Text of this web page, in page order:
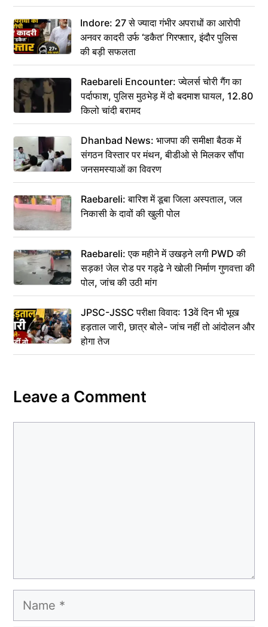
कहा– अंतिम संस्कार कर दीजिए हम नहीं आ पाएंगे
Indore: 27 से ज्यादा गंभीर अपराधों का आरोपी
अनवर कादरी उर्फ ‘डकैत’ गिरफ्तार, इंदौर पुलिस
की बड़ी सफलता
Raebareli Encounter: ज्वेलर्स चोरी गैंग का
पर्दाफाश, पुलिस मुठभेड़ में दो बदमाश घायल, 12.80
किलो चांदी बरामद
Dhanbad News: भाजपा की समीक्षा बैठक में
संगठन विस्तार पर मंथन, बीडीओ से मिलकर सौंपा
जनसमस्याओं का विवरण
Raebareli: बारिश में डूबा जिला अस्पताल, जल
निकासी के दावों की खुली पोल
Raebareli: एक महीने में उखड़ने लगी PWD की
सड़क! जेल रोड पर गड्ढे ने खोली निर्माण गुणवत्ता की
पोल, जांच की उठी मांग
JPSC-JSSC परीक्षा विवाद: 13वें दिन भी भूख
हड़ताल जारी, छात्र बोले- जांच नहीं तो आंदोलन और
होगा तेज
Leave a Comment
Name